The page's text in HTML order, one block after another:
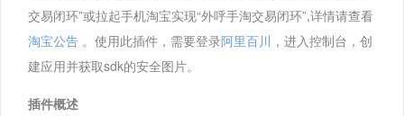
交易闭环”或拉起手机淘宝实现“外呼手淘交易闭环”,详情请查看
淘宝公告 。使用此插件，需要登录阿里百川 ，进入控制台，创
建应用并获取sdk的安全图片。
插件概述